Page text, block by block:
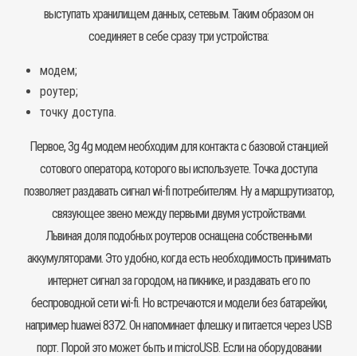
выступать хранилищем данных, сетевым. Таким образом он
соединяет в себе сразу три устройства:
модем;
роутер;
точку доступа.
Первое, 3g 4g модем необходим для контакта с базовой станцией
сотового оператора, которого вы используете. Точка доступа
позволяет раздавать сигнал wi-fi потребителям. Ну а маршрутизатор,
связующее звено между первыми двумя устройствами.
Львиная доля подобных роутеров оснащена собственными
аккумуляторами. Это удобно, когда есть необходимость принимать
интернет сигнал за городом, на пикнике, и раздавать его по
беспроводной сети wi-fi. Но встречаются и модели без батарейки,
например huawei 8372. Он напоминает флешку и питается через USB
порт. Порой это может быть и microUSB. Если на оборудовании